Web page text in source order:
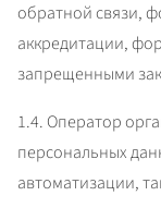
обратной связи,
аккредитации,
запрещенными
1.4. Оператор
персональных
автоматизации,